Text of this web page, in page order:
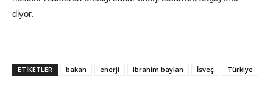
diyor.
ETIKETLER bakan enerji ibrahim baylan İsveç Türkiye